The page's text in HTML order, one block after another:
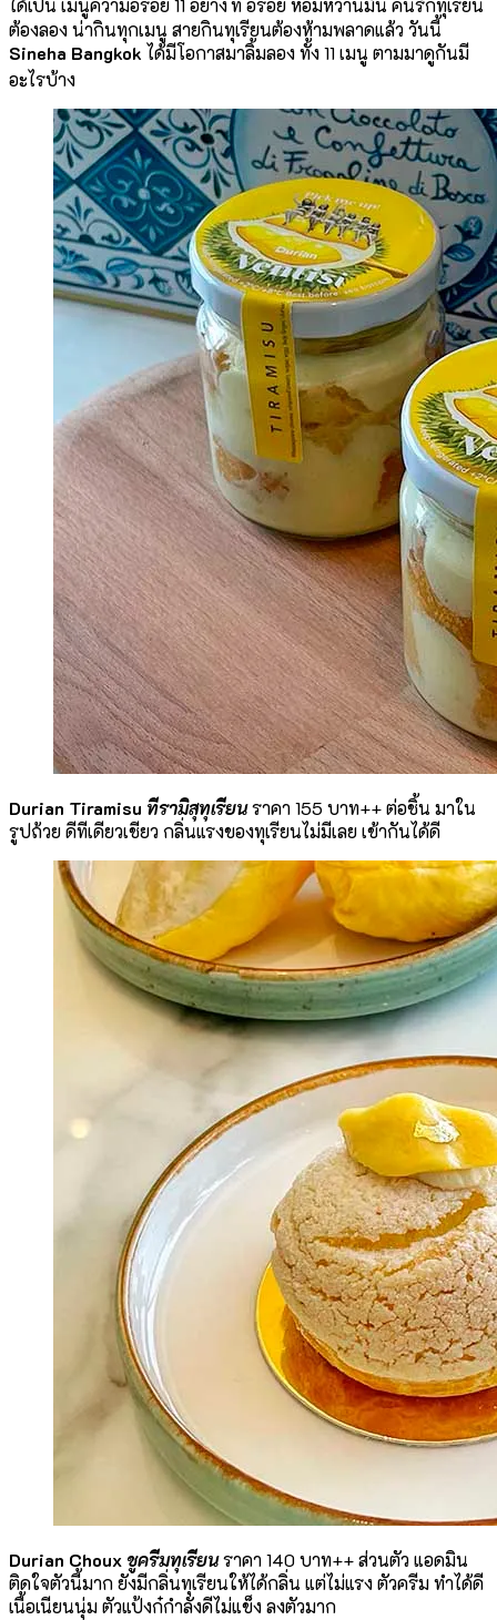
ได้เป็น เมนูความอร่อย 11 อย่างที่ อร่อย หอมหวานมัน คนรักทุเรียน
ต้องลอง น่ากินทุกเมนู สายกินทุเรียนต้องห้ามพลาดแล้ว วันนี้
Sineha Bangkok ได้มีโอกาสมาลิ้มลอง ทั้ง 11 เมนู ตามมาดูกันมี
อะไรบ้าง
Durian Tiramisu ทีรามิสุทุเรียนราคา 155 บาท++ ต่อชิ้น มาใน
รูปถ้วย ดีทีเดียวเชียว กลิ่นแรงของทุเรียนไม่มีเลย เข้ากันได้ดี
Durian Choux ชูครีมทุเรียนราคา 140 บาท++ ส่วนตัว แอดมิน
ติดใจตัวนี้มาก ยังมีกลิ่นทุเรียนให้ได้กลิ่น แต่ไม่แรง ตัวครีม ทำได้ดี
เนื้อเนียนนุ่ม ตัวแป้งก๋กำลังดีไม่แข็ง ลงตัวมาก